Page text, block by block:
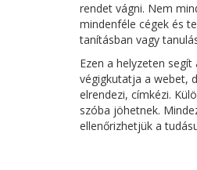
rendet vágni. Nem
mindenféle cégek és
tanításban vagy
Ezen a helyzeten segít
végigkutatja a webet,
elrendezi, címkézi.
szóba jöhetnek.
ellenőrizhetjük a